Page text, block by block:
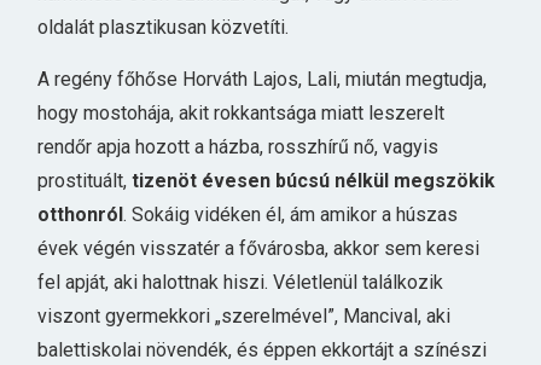
oldalát plasztikusan közvetíti.
A regény főhőse Horváth Lajos, Lali, miután megtudja,
hogy mostohája, akit rokkantsága miatt leszerelt
rendőr apja hozott a házba, rosszhírű nő, vagyis
prostituált,tizenöt évesen búcsú nélkül megszökik
otthonról. Sokáig vidéken él, ám amikor a húszas
évek végén visszatér a fővárosba, akkor sem keresi
fel apját, aki halottnak hiszi. Véletlenül találkozik
viszont gyermekkori „szerelmével”, Mancival, aki
balettiskolai növendék, és éppen ekkortájt a színészi